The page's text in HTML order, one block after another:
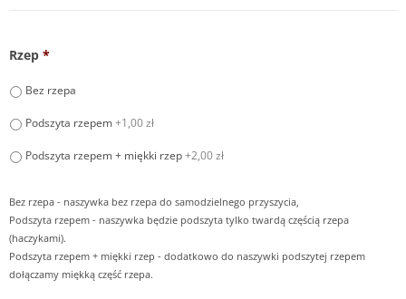
Rzep *
Bez rzepa
Podszyta rzepem+1,00 zł
Podszyta rzepem + miękki rzep+2,00 zł
Bez rzepa - naszywka bez rzepa do samodzielnego przyszycia,
Podszyta rzepem - naszywka będzie podszyta tylko twardą częścią rzepa
(haczykami).
Podszyta rzepem + miękki rzep - dodatkowo do naszywki podszytej rzepem
dołączamy miękką część rzepa.